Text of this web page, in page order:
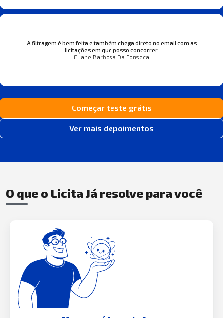
A filtragem é bem feita e também chega direto no email com as
licitações em que posso concorrer.
Eliane Barbosa Da Fonseca
Começar teste grátis
Ver mais depoimentos
O que o Licita Já resolve para você